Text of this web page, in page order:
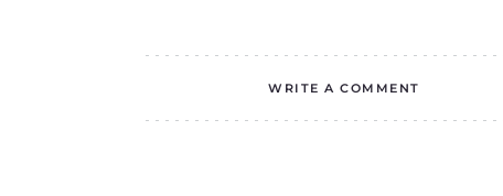
WRITE A COMMENT